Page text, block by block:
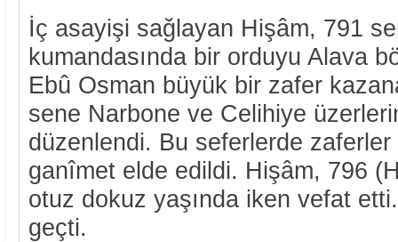
İç asayişi sağlayan Hişâm, 791
kumandasında bir orduyu Alava
Ebû Osman büyük bir zafer
sene Narbone ve Celihiye
düzenlendi. Bu seferlerde zaferler
ganîmet elde edildi. Hişâm, 796
otuz dokuz yaşında iken vefat
geçti.